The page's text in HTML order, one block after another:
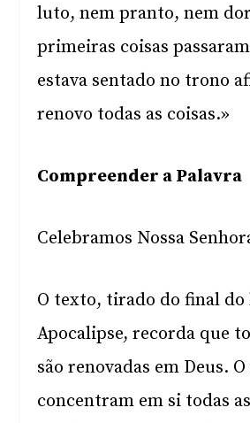
luto, nem pranto, nem
primeiras coisas
estava sentado no trono
renovo todas as coisas.»
Compreender a Palavra
Celebramos Nossa
O texto, tirado do final
Apocalipse, recorda que
são renovadas em Deus.
concentram em si todas